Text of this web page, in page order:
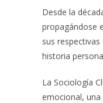
Desde la
propagándose
sus
historia
La Sociología
emocional,